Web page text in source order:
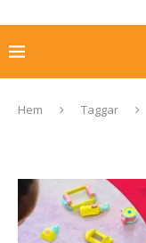
Hem Taggar